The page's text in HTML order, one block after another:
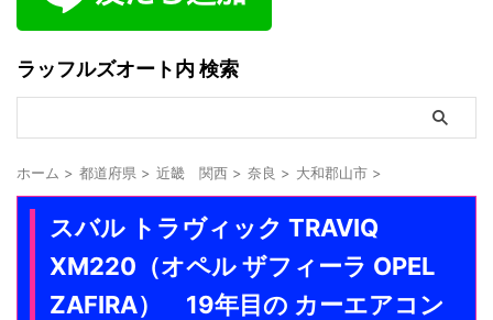
ラッフルズオート内 検索
ホーム > 都道府県 > 近畿 関西 > 奈良 > 大和郡山市 >
スバル トラヴィック TRAVIQ
XM220（オペル ザフィーラ OPEL
ZAFIRA） 19年目の カーエアコン